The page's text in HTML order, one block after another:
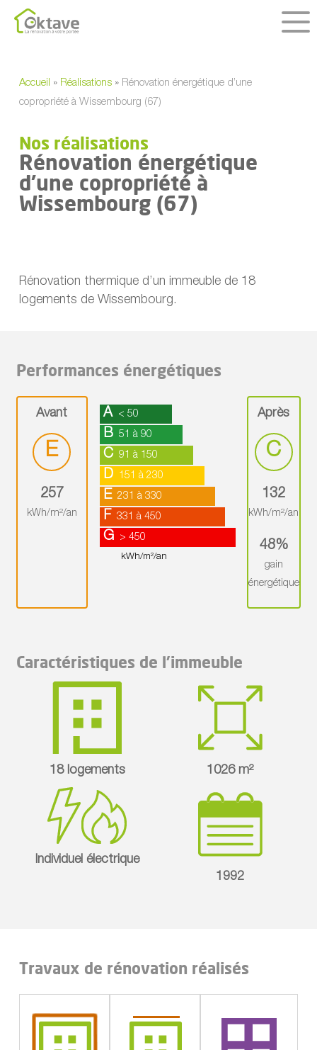
Skip
Accueil » Réalisations» Rénovation énergétique d’une
copropriété à Wissembourg (67)
Nos réalisations
Rénovation énergétique
d’une copropriété à
Wissembourg (67)
Rénovation thermique d’un immeuble de 18
logements de Wissembourg.
Performances énergétiques
Avant
E
257
kWh/m²/an
A < 50
B 51 à 90
C 91 à 150
D 151 à 230
E 231 à 330
F 331 à 450
G > 450
kWh/m²/an
Après
C
132
kWh/m²/an
48%
gain
énergétique
Caractéristiques de l'immeuble
18 logements 1026 m²
Individuel électrique
1992
Travaux de rénovation réalisés